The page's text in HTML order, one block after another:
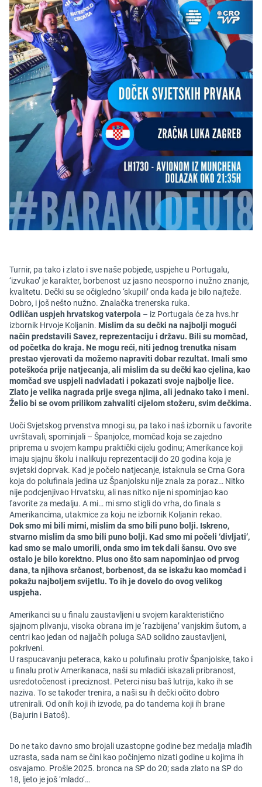
Turnir, pa tako i zlato i sve naše pobjede, uspjehe u Portugalu,
‘izvukao’ je karakter, borbenost uz jasno neosporno i nužno znanje,
kvalitetu. Dečki su se očigledno ‘skupili’ onda kada je bilo najteže.
Dobro, i još nešto nužno. Znalačka trenerska ruka.
Odličan uspjeh hrvatskog vaterpola – iz Portugala će za hvs.hr
izbornik Hrvoje Koljanin. Mislim da su dečki na najbolji mogući
način predstavili Savez, reprezentaciju i državu. Bili su momčad,
od početka do kraja. Ne mogu reći, niti jednog trenutka nisam
prestao vjerovati da možemo napraviti dobar rezultat. Imali smo
poteškoća prije natjecanja, ali mislim da su dečki kao cjelina, kao
momčad sve uspjeli nadvladati i pokazati svoje najbolje lice.
Zlato je velika nagrada prije svega njima, ali jednako tako i meni.
Želio bi se ovom prilikom zahvaliti cijelom stožeru, svim dečkima.
Uoči Svjetskog prvenstva mnogi su, pa tako i naš izbornik u favorite
uvrštavali, spominjali – Španjolce, momčad koja se zajedno
priprema u svojem kampu praktički cijelu godinu; Amerikance koji
imaju sjajnu školu i nalikuju reprezentaciji do 20 godina koja je
svjetski doprvak. Kad je počelo natjecanje, istaknula se Crna Gora
koja do polufinala jedina uz Španjolsku nije znala za poraz… Nitko
nije podcjenjivao Hrvatsku, ali nas nitko nije ni spominjao kao
favorite za medalju. A mi… mi smo stigli do vrha, do finala s
Amerikancima, utakmice za koju ne izbornik Koljanin rekao.
Dok smo mi bili mirni, mislim da smo bili puno bolji. Iskreno,
stvarno mislim da smo bili puno bolji. Kad smo mi počeli ‘divljati’,
kad smo se malo umorili, onda smo im tek dali šansu. Ovo sve
ostalo je bilo korektno. Plus ono što sam napominjao od prvog
dana, ta njihova srčanost, borbenost, da se iskažu kao momčad i
pokažu najboljem svijetlu. To ih je dovelo do ovog velikog
uspjeha.
Amerikanci su u finalu zaustavljeni u svojem karakteristično
sjajnom plivanju, visoka obrana im je ‘razbijena’ vanjskim šutom, a
centri kao jedan od najjačih poluga SAD solidno zaustavljeni,
pokriveni.
U raspucavanju peteraca, kako u polufinalu protiv Španjolske, tako i
u finalu protiv Amerikanaca, naši su mladići iskazali pribranost,
usredotočenost i preciznost. Peterci nisu baš lutrija, kako ih se
naziva. To se također trenira, a naši su ih dečki očito dobro
utrenirali. Od onih koji ih izvode, pa do tandema koji ih brane
(Bajurin i Batoš).
Do ne tako davno smo brojali uzastopne godine bez medalja mlađih
uzrasta, sada nam se čini kao počinjemo nizati godine u kojima ih
osvajamo. Prošle 2025. bronca na SP do 20; sada zlato na SP do
18, ljeto je još ‘mlado’…